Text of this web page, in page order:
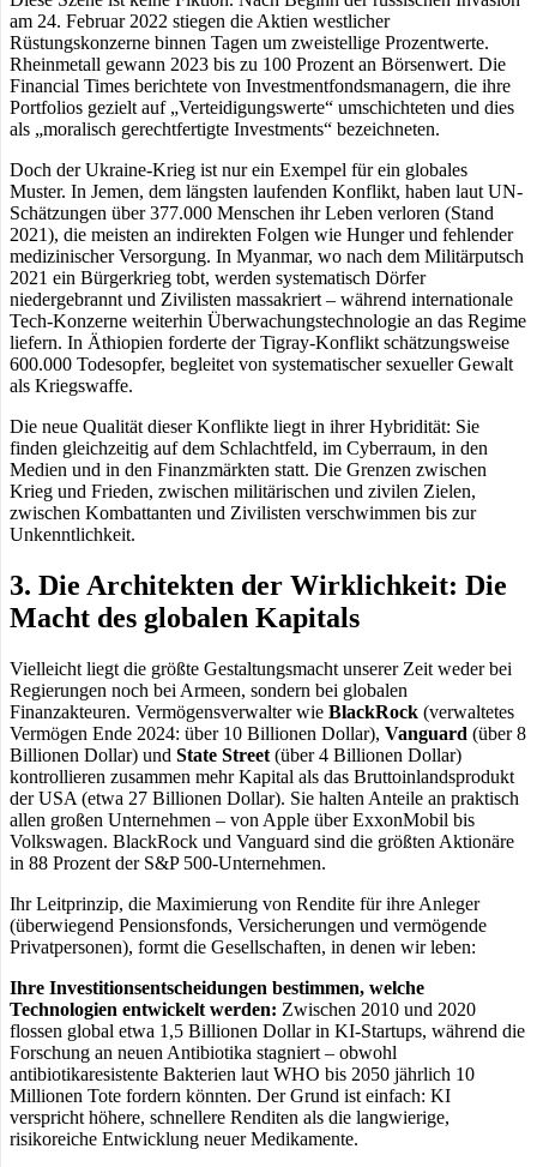
am 24. Februar 2022 stiegen die Aktien westlicher
Rüstungskonzerne binnen Tagen um zweistellige Prozentwerte.
Rheinmetall gewann 2023 bis zu 100 Prozent an Börsenwert. Die
Financial Times berichtete von Investmentfondsmanagern, die ihre
Portfolios gezielt auf „Verteidigungswerte“ umschichteten und dies
als „moralisch gerechtfertigte Investments“ bezeichneten.
Doch der Ukraine-Krieg ist nur ein Exempel für ein globales
Muster. In Jemen, dem längsten laufenden Konflikt, haben laut UN-
Schätzungen über 377.000 Menschen ihr Leben verloren (Stand
2021), die meisten an indirekten Folgen wie Hunger und fehlender
medizinischer Versorgung. In Myanmar, wo nach dem Militärputsch
2021 ein Bürgerkrieg tobt, werden systematisch Dörfer
niedergebrannt und Zivilisten massakriert – während internationale
Tech-Konzerne weiterhin Überwachungstechnologie an das Regime
liefern. In Äthiopien forderte der Tigray-Konflikt schätzungsweise
600.000 Todesopfer, begleitet von systematischer sexueller Gewalt
als Kriegswaffe.
Die neue Qualität dieser Konflikte liegt in ihrer Hybridität: Sie
finden gleichzeitig auf dem Schlachtfeld, im Cyberraum, in den
Medien und in den Finanzmärkten statt. Die Grenzen zwischen
Krieg und Frieden, zwischen militärischen und zivilen Zielen,
zwischen Kombattanten und Zivilisten verschwimmen bis zur
Unkenntlichkeit.
3. Die Architekten der Wirklichkeit: Die
Macht des globalen Kapitals
Vielleicht liegt die größte Gestaltungsmacht unserer Zeit weder bei
Regierungen noch bei Armeen, sondern bei globalen
Finanzakteuren. Vermögensverwalter wie BlackRock (verwaltetes
Vermögen Ende 2024: über 10 Billionen Dollar), Vanguard (über 8
Billionen Dollar) und State Street (über 4 Billionen Dollar)
kontrollieren zusammen mehr Kapital als das Bruttoinlandsprodukt
der USA (etwa 27 Billionen Dollar). Sie halten Anteile an praktisch
allen großen Unternehmen – von Apple über ExxonMobil bis
Volkswagen. BlackRock und Vanguard sind die größten Aktionäre
in 88 Prozent der S&P 500-Unternehmen.
Ihr Leitprinzip, die Maximierung von Rendite für ihre Anleger
(überwiegend Pensionsfonds, Versicherungen und vermögende
Privatpersonen), formt die Gesellschaften, in denen wir leben:
Ihre Investitionsentscheidungen bestimmen, welche
Technologien entwickelt werden: Zwischen 2010 und 2020
flossen global etwa 1,5 Billionen Dollar in KI-Startups, während die
Forschung an neuen Antibiotika stagniert – obwohl
antibiotikaresistente Bakterien laut WHO bis 2050 jährlich 10
Millionen Tote fordern könnten. Der Grund ist einfach: KI
verspricht höhere, schnellere Renditen als die langwierige,
risikoreiche Entwicklung neuer Medikamente.